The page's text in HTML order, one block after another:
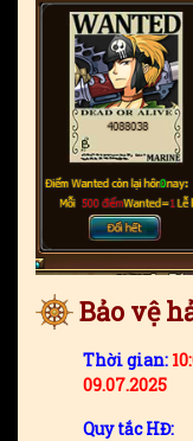
Bảo vệ
Thời gian:
09.07.2025
Quy tắc HĐ: